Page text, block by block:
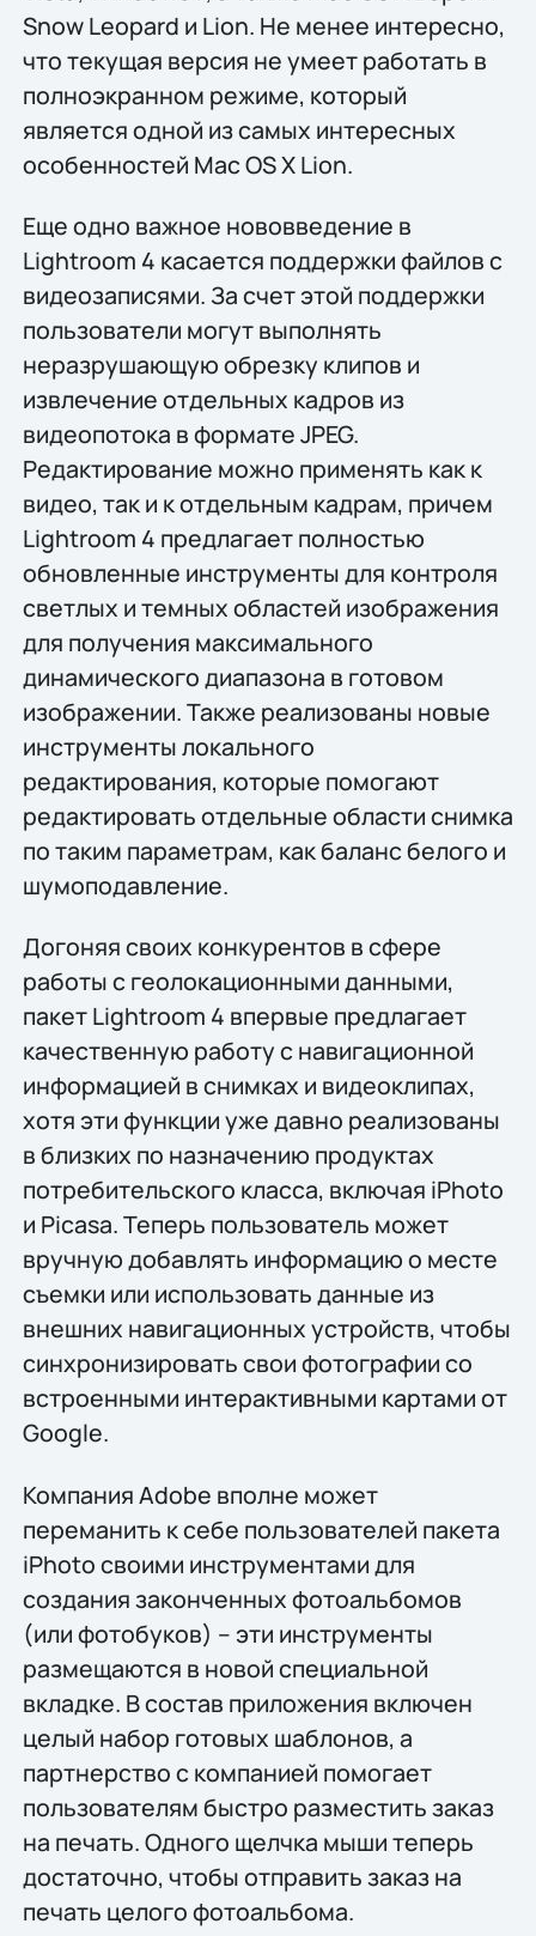
Snow Leopard и Lion. Не менее интересно,
что текущая версия не умеет работать в
полноэкранном режиме, который
является одной из самых интересных
особенностей Mac OS X Lion.
Еще одно важное нововведение в
Lightroom 4 касается поддержки файлов с
видеозаписями. За счет этой поддержки
пользователи могут выполнять
неразрушающую обрезку клипов и
извлечение отдельных кадров из
видеопотока в формате JPEG.
Редактирование можно применять как к
видео, так и к отдельным кадрам, причем
Lightroom 4 предлагает полностью
обновленные инструменты для контроля
светлых и темных областей изображения
для получения максимального
динамического диапазона в готовом
изображении. Также реализованы новые
инструменты локального
редактирования, которые помогают
редактировать отдельные области снимка
по таким параметрам, как баланс белого и
шумоподавление.
Догоняя своих конкурентов в сфере
работы с геолокационными данными,
пакет Lightroom 4 впервые предлагает
качественную работу с навигационной
информацией в снимках и видеоклипах,
хотя эти функции уже давно реализованы
в близких по назначению продуктах
потребительского класса, включая iPhoto
и Picasa. Теперь пользователь может
вручную добавлять информацию о месте
съемки или использовать данные из
внешних навигационных устройств, чтобы
синхронизировать свои фотографии со
встроенными интерактивными картами от
Google.
Компания Adobe вполне может
переманить к себе пользователей пакета
iPhoto своими инструментами для
создания законченных фотоальбомов
(или фотобуков) – эти инструменты
размещаются в новой специальной
вкладке. В состав приложения включен
целый набор готовых шаблонов, а
партнерство с компанией помогает
пользователям быстро разместить заказ
на печать. Одного щелчка мыши теперь
достаточно, чтобы отправить заказ на
печать целого фотоальбома.